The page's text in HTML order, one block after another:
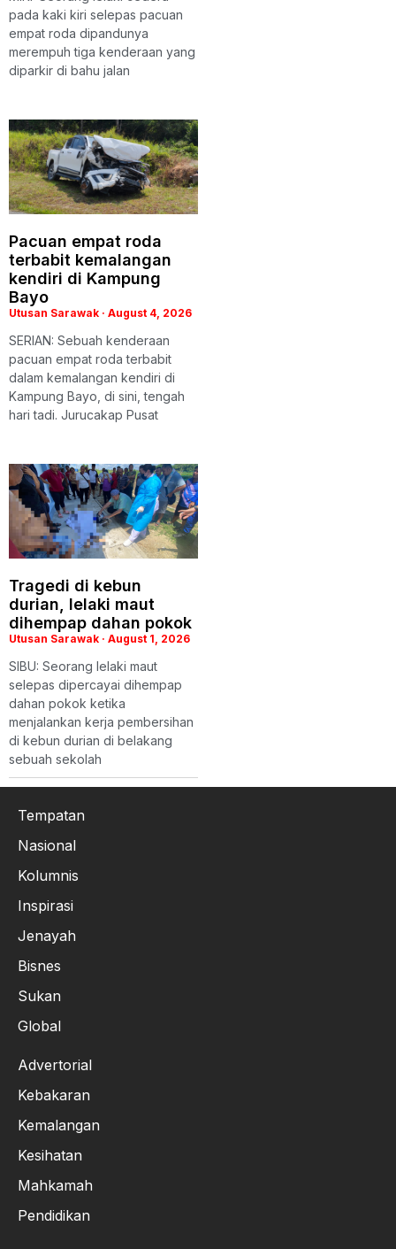
pada kaki kiri selepas pacuan
empat roda dipandunya
merempuh tiga kenderaan yang
diparkir di bahu jalan
Pacuan empat roda
terbabit kemalangan
kendiri di Kampung
Bayo
Utusan Sarawak August 4, 2026
SERIAN: Sebuah kenderaan
pacuan empat roda terbabit
dalam kemalangan kendiri di
Kampung Bayo, di sini, tengah
hari tadi. Jurucakap Pusat
Tragedi di kebun
durian, lelaki maut
dihempap dahan pokok
Utusan Sarawak August 1, 2026
SIBU: Seorang lelaki maut
selepas dipercayai dihempap
dahan pokok ketika
menjalankan kerja pembersihan
di kebun durian di belakang
sebuah sekolah
Tempatan
Nasional
Kolumnis
Inspirasi
Jenayah
Bisnes
Sukan
Global
Advertorial
Kebakaran
Kemalangan
Kesihatan
Mahkamah
Pendidikan